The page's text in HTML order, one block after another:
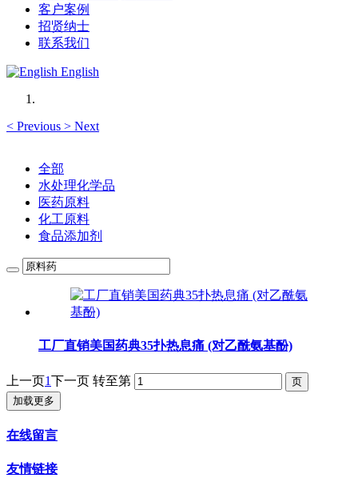
客户案例
招贤纳士
联系我们
English
< Previous > Next
全部
水处理化学品
医药原料
化工原料
食品添加剂
工厂直销美国药典35扑热息痛 (对乙酰氨基酚)
上一页1下一页 转至第
加载更多
在线留言
友情链接